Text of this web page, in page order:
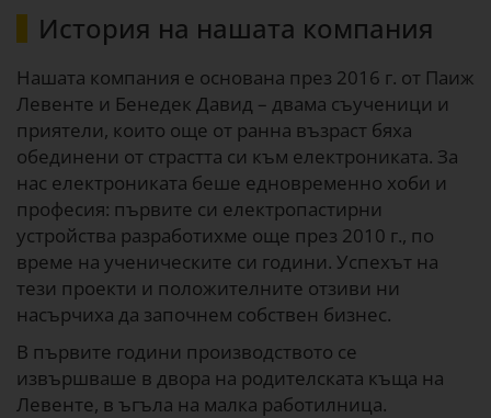
История на нашата компания
Нашата компания е основана през 2016 г. от Паиж
Левенте и Бенедек Давид – двама съученици и
приятели, които още от ранна възраст бяха
обединени от страстта си към електрониката. За
нас електрониката беше едновременно хоби и
професия: първите си електропастирни
устройства разработихме още през 2010 г., по
време на ученическите си години. Успехът на
тези проекти и положителните отзиви ни
насърчиха да започнем собствен бизнес.
В първите години производството се
извършваше в двора на родителската къща на
Левенте, в ъгъла на малка работилница.